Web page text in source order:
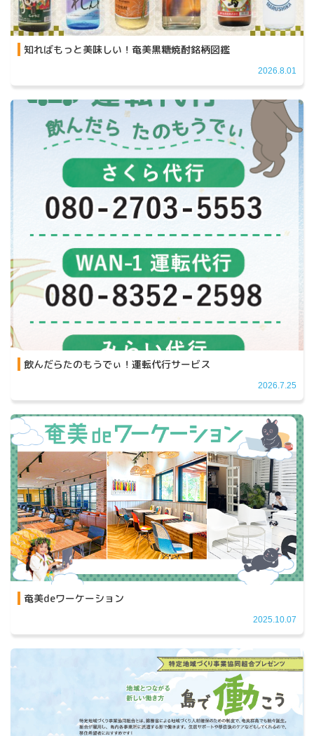
知ればもっと美味しい！奄美黒糖焼酎銘柄図鑑
2026.8.01
飲んだらたのもうでぃ！運転代行サービス
2026.7.25
奄美deワーケーション
2025.10.07